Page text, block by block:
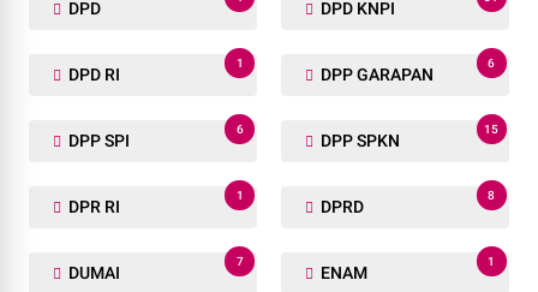
DPD DPD KNPI
DPD RI
1
DPP GARAPAN
6
DPP SPI
6
DPP SPKN
15
DPR RI
1
DPRD
8
DUMAI
7
ENAM
1